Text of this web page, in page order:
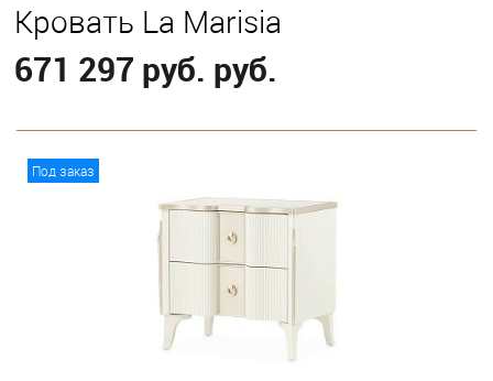
Кровать La Marisia
671 297 руб. руб.
Под заказ